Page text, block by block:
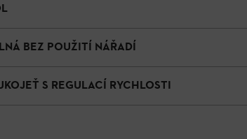
BEZ POUŽITÍ NÁŘADÍ
S REGULACÍ RYCHLOSTI